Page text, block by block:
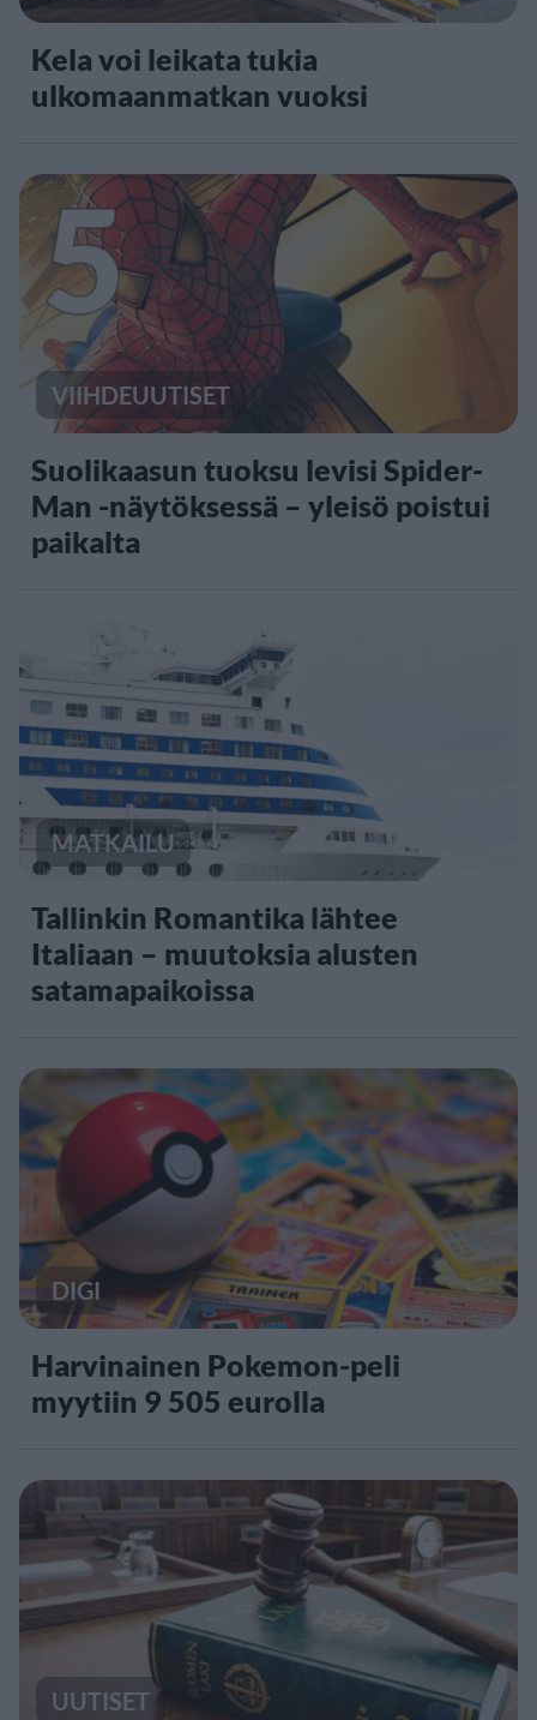
Kela voi leikata tukia
ulkomaanmatkan vuoksi
5
VIIHDEUUTISET
Suolikaasun tuoksu levisi Spider-
Man -näytöksessä – yleisö poistui
paikalta
MATKAILU
Tallinkin Romantika lähtee
Italiaan – muutoksia alusten
satamapaikoissa
DIGI
Harvinainen Pokemon-peli
myytiin 9 505 eurolla
UUTISET